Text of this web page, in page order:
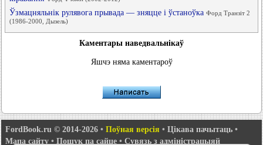
Ўзмацняльнік рулявога прывада — зняцце і ўстаноўка Форд Транзіт 2
(1986-2000, Дызель)
Каментары наведвальнікаў
Яшчэ няма каментароў
FordBook.ru © 2014-2026 • Поўная версія • Цікава пачытаць •
Мапа сайту • Пошук па сайце • Сувязь з адміністрацыяй